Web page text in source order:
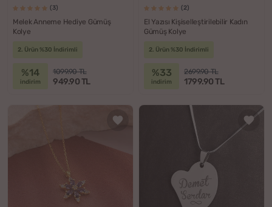
(3)
Melek Anneme Hediye Gümüş
Kolye
2. Ürün %30 İndirimli
%14
indirim
1099.90 TL
949.90 TL
(2)
El Yazısı Kişiselleştirilebilir Kadın
Gümüş Kolye
2. Ürün %30 İndirimli
%33
indirim
2699.90 TL
1799.90 TL